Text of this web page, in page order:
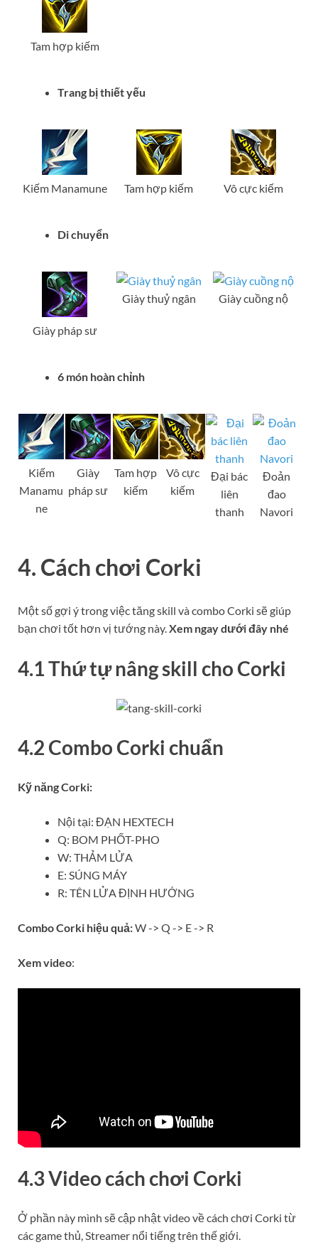
Tam hợp kiếm
Trang bị thiết yếu
Kiếm Manamune Tam hợp kiếm Vô cực kiếm
Di chuyển
Giày pháp sư
Giày thuỷ ngân Giày cuồng nộ
6 món hoàn chỉnh
Kiếm
Manamu
ne
Giày
pháp sư
Tam hợp
kiếm
Vô cực
kiếm
Đại bác
liên
thanh
Đoản
đao
Navori
4. Cách chơi Corki
Một số gợi ý trong việc tăng skill và combo Corki sẽ giúp
bạn chơi tốt hơn vị tướng này.Xem ngay dưới đây nhé
4.1 Thứ tự nâng skill cho Corki
4.2 Combo Corki chuẩn
Kỹ năng Corki:
Nội tại: ĐẠN HEXTECH
Q: BOM PHỐT-PHO
W: THẢM LỬA
E: SÚNG MÁY
R: TÊN LỬA ĐỊNH HƯỚNG
Combo Corki hiệu quả:W -> Q -> E -> R
Xem video:
4.3 Video cách chơi Corki
Ở phần này mình sẽ cập nhật video về cách chơi Corki từ
các game thủ, Streamer nổi tiếng trên thế giới.